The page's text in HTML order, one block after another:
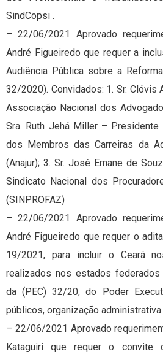
SindCopsi .
– 22/06/2021 Aprovado
André Figueiredo que requer a
Audiência Pública sobre a
32/2020). Convidados: 1. Sr. Clóvis
Associação Nacional dos
Sra. Ruth Jehá Miller – Presidente
dos Membros das Carreiras da
(Anajur); 3. Sr. José Ernane de
Sindicato Nacional dos
(SINPROFAZ)
– 22/06/2021 Aprovado
André Figueiredo que requer o
19/2021, para incluir o Ceará
realizados nos estados
da (PEC) 32/20, do Poder
públicos, organização
– 22/06/2021 Aprovado
Kataguiri que requer o convite